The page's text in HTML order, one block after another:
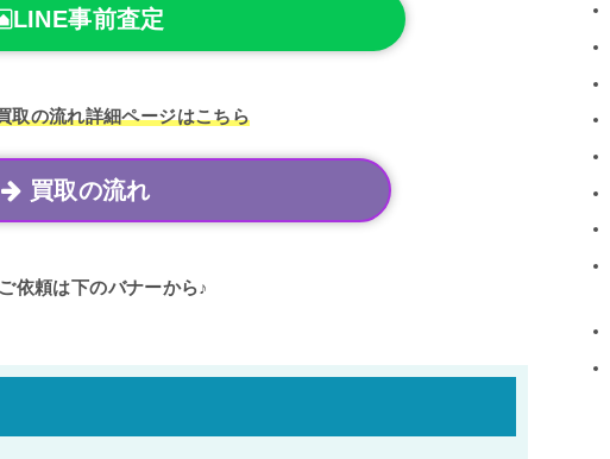
LINE事前査定
取の流れ詳細ページはこちら
買取の流れ
依頼は下のバナーから♪